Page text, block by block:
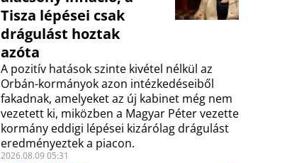
Tisza lépései csak
drágulást hoztak
azóta
A pozitív hatások szinte kivétel nélkül az
Orbán-kormányok azon intézkedéseiből
fakadnak, amelyeket az új kabinet még nem
vezetett ki, miközben a Magyar Péter vezette
kormány eddigi lépései kizárólag drágulást
eredményeztek a piacon.
2026.08.09 05:31